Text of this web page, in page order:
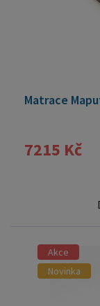
Matrace
7215 Kč
Akce
Novinka